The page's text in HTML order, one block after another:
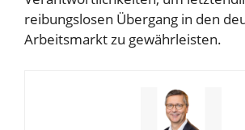
reibungslosen Übergang in den
Arbeitsmarkt zu gewährleisten.